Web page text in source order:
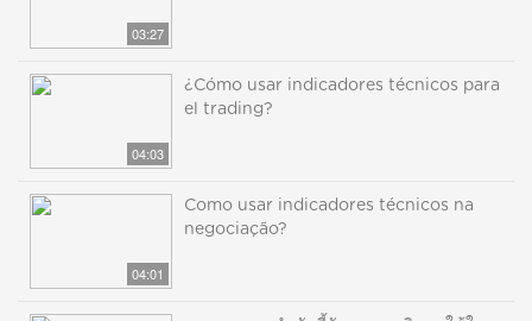
03:27
04:03
¿Cómo usar indicadores técnicos para
el trading?
04:01
Como usar indicadores técnicos na
negociação?